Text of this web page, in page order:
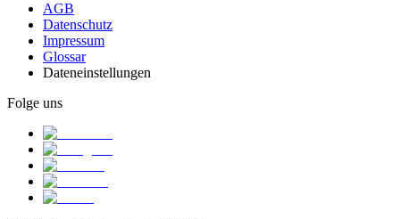
AGB
Datenschutz
Impressum
Glossar
Dateneinstellungen
Folge uns